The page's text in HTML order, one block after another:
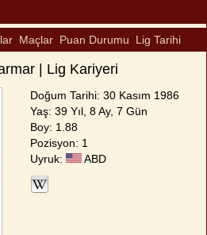
Maçlar Puan Durumu Lig Tarihi
| Lig Kariyeri
Doğum Tarihi: 30 Kasım 1986
Yaş: 39 Yıl, 8 Ay, 7 Gün
Boy: 1.88
Pozisyon: 1
Uyruk:
ABD